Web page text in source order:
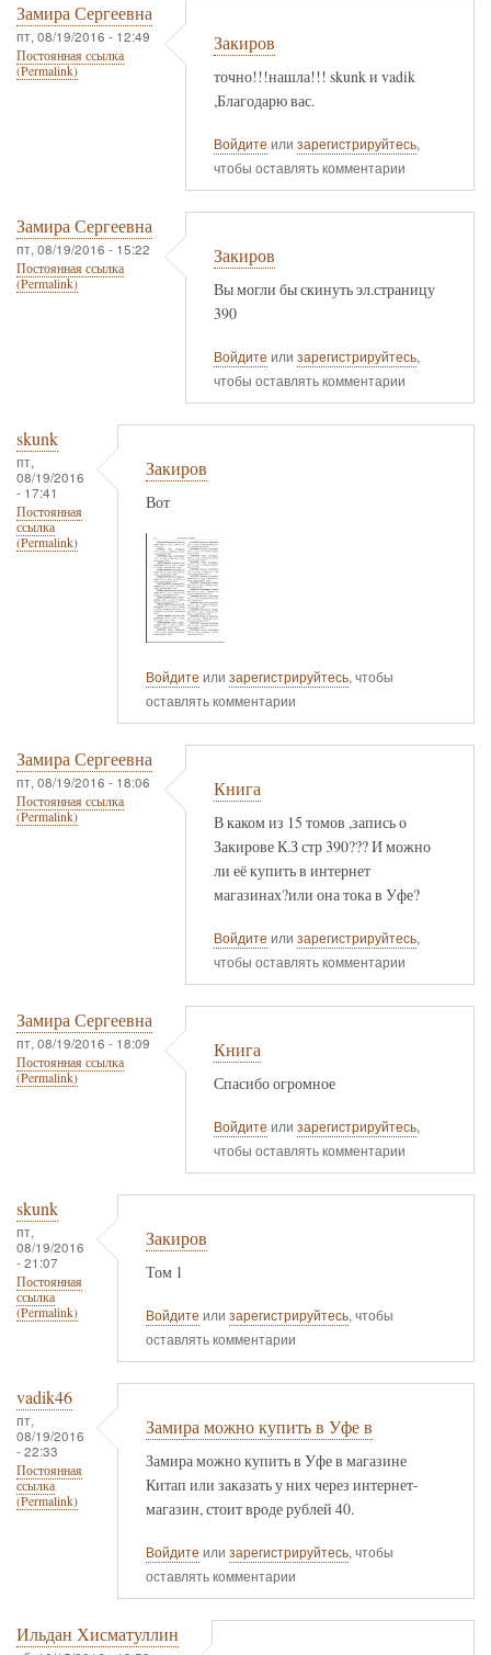
Замира Сергеевна
пт, 08/19/2016 - 12:49
Постоянная ссылка
(Permalink)
Закиров
точно!!!нашла!!! skunk и vadik
,Благодарю вас.
Войдите или зарегистрируйтесь,
чтобы оставлять комментарии
Замира Сергеевна
пт, 08/19/2016 - 15:22
Постоянная ссылка
(Permalink)
Закиров
Вы могли бы скинуть эл.страницу
390
Войдите или зарегистрируйтесь,
чтобы оставлять комментарии
skunk
пт,
08/19/2016
- 17:41
Постоянная
ссылка
(Permalink)
Закиров
Вот
Войдите или зарегистрируйтесь, чтобы
оставлять комментарии
Замира Сергеевна
пт, 08/19/2016 - 18:06
Постоянная ссылка
(Permalink)
Книга
В каком из 15 томов ,запись о
Закирове К.З стр 390??? И можно
ли её купить в интернет
магазинах?или она тока в Уфе?
Войдите или зарегистрируйтесь,
чтобы оставлять комментарии
Замира Сергеевна
пт, 08/19/2016 - 18:09
Постоянная ссылка
(Permalink)
Книга
Спасибо огромное
Войдите или зарегистрируйтесь,
чтобы оставлять комментарии
skunk
пт,
08/19/2016
- 21:07
Постоянная
ссылка
(Permalink)
Закиров
Том 1
Войдите или зарегистрируйтесь, чтобы
оставлять комментарии
vadik46
пт,
08/19/2016
- 22:33
Постоянная
ссылка
(Permalink)
Замира можно купить в Уфе в
Замира можно купить в Уфе в магазине
Китап или заказать у них через интернет-
магазин, стоит вроде рублей 40.
Войдите или зарегистрируйтесь, чтобы
оставлять комментарии
Ильдан Хисматуллин